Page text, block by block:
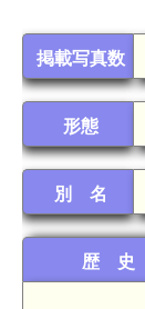
掲載写真数
形態
別 名
歴 史